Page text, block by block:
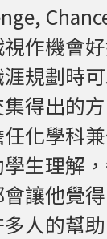
作機會
規劃時
得出的
化學科
生理解
讓他覺
人的幫助